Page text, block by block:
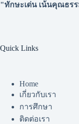
"ทักษะเด่น เน้นคุณธร
Quick Links
Home
เกี่ยวกับเรา
การศึกษา
ติดต่อเรา